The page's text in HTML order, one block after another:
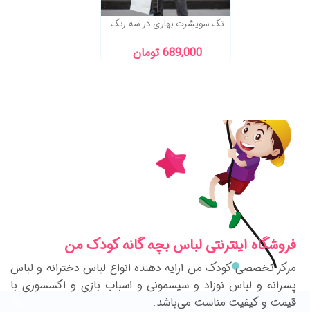
تک سویشرت بهاری در سه رنگ
689,000 تومان
فروشگاه اینترنتی لباس بچه گانه کودک من
مرکز تخصصی کودک من ارایه دهنده انواع لباس دخترانه و لباس
پسرانه و لباس نوزاد و سیسمونی و اسباب بازی و اکسسوری با
قیمت و کیفیت مناست می‌باشد.